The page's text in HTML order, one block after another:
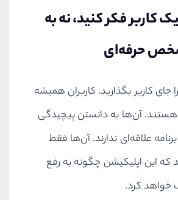
کاربر فکر کنید، نه به
حرفه‌ای
کاربر بگذارید. کاربران همیشه
آن‌ها به دانستن پیچیدگی
علاقه‌ای ندارند. آن‌ها فقط
که این اپلیکیشن چگونه به رفع
خواهد کرد.